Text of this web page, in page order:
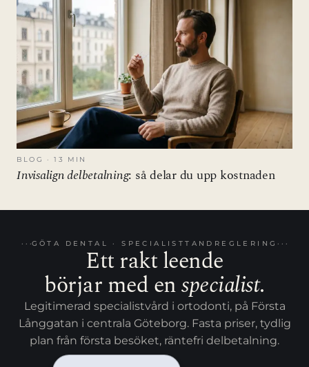
BLOG · 13 MIN
Invisalign delbetalning: så delar du upp kostnaden
GÖTA DENTAL · SPECIALISTTANDREGLERING
Ett rakt leende
börjar med enspecialist.
Legitimerad specialistvård i ortodonti, på Första
Långgatan i centrala Göteborg. Fasta priser, tydlig
plan från första besöket, räntefri delbetalning.